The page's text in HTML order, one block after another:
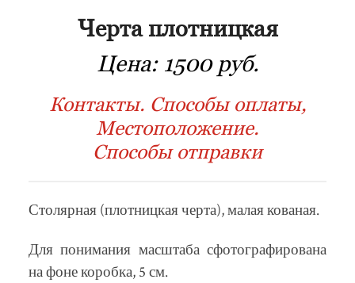
Черта плотницкая
Цена: 1500 руб.
Контакты. Способы оплаты,
Местоположение.
Способы отправки
Столярная (плотницкая черта), малая кованая.
Для понимания масштаба сфотографирована
на фоне коробка, 5 см.